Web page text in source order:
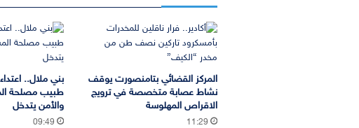
المركز القضائي بتامنصورت يوقف
نشاط عصابة متخصصة في ترويج
الاقراص المهلوسة
11:29
بني ملال..
طبيب مصلحة
والأمن يتدخل
09:49